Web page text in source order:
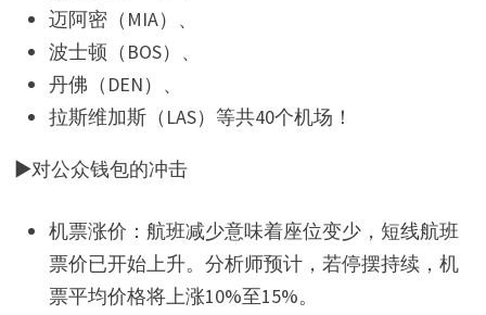
迈阿密（MIA）、
波士顿（BOS）、
丹佛（DEN）、
拉斯维加斯（LAS）等共40个机场！
▶对公众钱包的冲击
机票涨价：航班减少意味着座位变少，短线航班
票价已开始上升。分析师预计，若停摆持续，机
票平均价格将上涨10%至15%。